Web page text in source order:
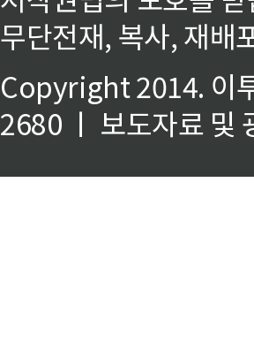
무단전재, 복사, 재배
Copyright 2014. 이
2680 ㅣ 보도자료